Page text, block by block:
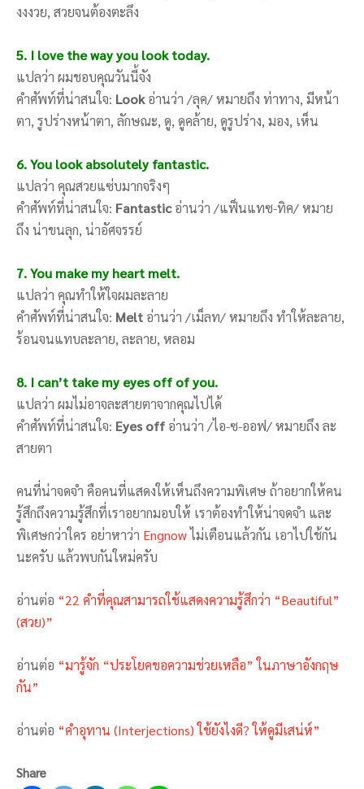
งงงวย, สวยจนต้องตะลึง
5. I love the way you look today.
แปลว่า ผมชอบคุณวันนี้จัง
คำศัพท์ที่น่าสนใจ: Lookอ่านว่า /ลุค/ หมายถึง ท่าทาง, มีหน้า
ตา, รูปร่างหน้าตา, ลักษณะ, ดู, ดูคล้าย, ดูรูปร่าง, มอง, เห็น
6. You look absolutely fantastic.
แปลว่า คุณสวยแซ่บมากจริงๆ
คำศัพท์ที่น่าสนใจ: Fantasticอ่านว่า /แฟ็นแทซ-ทิค/ หมาย
ถึง น่าขนลุก, น่าอัศจรรย์
7. You make my heart melt.
แปลว่า คุณทำให้ใจผมละลาย
คำศัพท์ที่น่าสนใจ: Melt อ่านว่า /เม็ลท/ หมายถึง ทำให้ละลาย,
ร้อนจนแทบละลาย, ละลาย, หลอม
8. I can’t take my eyes off of you.
แปลว่า ผมไม่อาจละสายตาจากคุณไปได้
คำศัพท์ที่น่าสนใจ: Eyes off อ่านว่า /ไอ-ซ-ออฟ/ หมายถึง ละ
สายตา
คนที่น่าจดจำ คือคนที่แสดงให้เห็นถึงความพิเศษ ถ้าอยากให้คน
รู้สึกถึงความรู้สึกที่เราอยากมอบให้ เราต้องทำให้น่าจดจำ และ
พิเศษกว่าใคร อย่าหาว่า Engnowไม่เตือนแล้วกัน เอาไปใช้กัน
นะครับ แล้วพบกันใหม่ครับ
อ่านต่อ “22 คำที่คุณสามารถใช้แสดงความรู้สึกว่า “Beautiful”
(สวย)”
อ่านต่อ “มารู้จัก “ประโยคขอความช่วยเหลือ” ในภาษาอังกฤษ
กัน”
อ่านต่อ “คำอุทาน (Interjections) ใช้ยังไงดี? ให้ดูมีเสน่ห์”
Share